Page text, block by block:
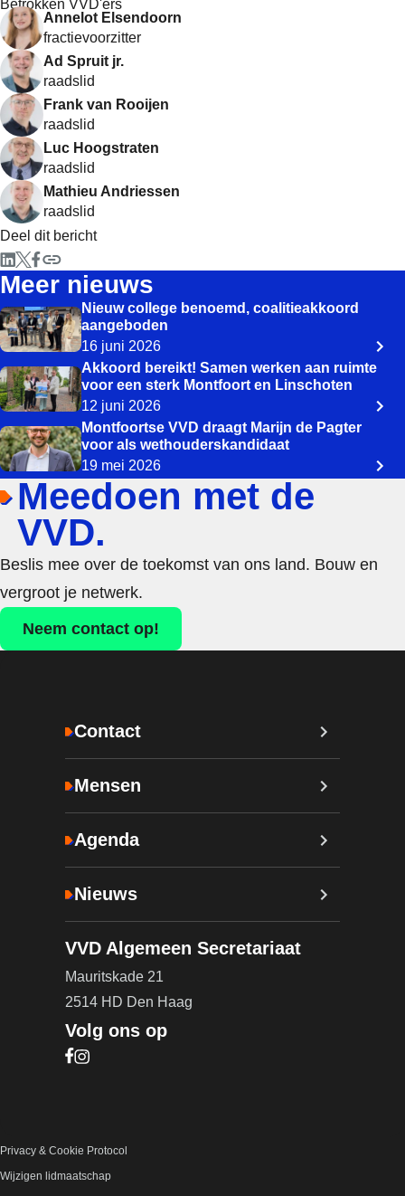
Betrokken VVD'ers
Annelot Elsendoorn
fractievoorzitter
Ad Spruit jr.
raadslid
Frank van Rooijen
raadslid
Luc Hoogstraten
raadslid
Mathieu Andriessen
raadslid
Deel dit bericht
Meer nieuws
Nieuw college benoemd, coalitieakkoord
aangeboden
16 juni 2026
Akkoord bereikt! Samen werken aan ruimte
voor een sterk Montfoort en Linschoten
12 juni 2026
Montfoortse VVD draagt Marijn de Pagter
voor als wethouderskandidaat
19 mei 2026
Meedoen met de
VVD.
Beslis mee over de toekomst van ons land. Bouw en
vergroot je netwerk.
Neem contact op!
Contact
Mensen
Agenda
Nieuws
VVD Algemeen Secretariaat
Mauritskade 21
2514 HD Den Haag
Volg ons op
Bezoek onze Facebook pagina (opent in nieuw
Bezoek onze Instagram pagina (opent in nieuw
Privacy & Cookie Protocol
Wijzigen lidmaatschap